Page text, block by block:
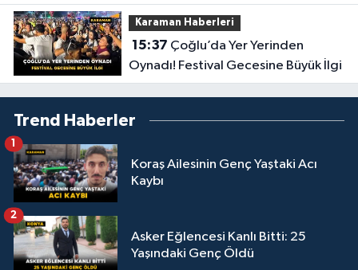
Buluştular
Karaman Haberleri
15:37
Oynadı! Festival Gecesine Büyük İlgi
Trend Haberler
Koraş Ailesinin Genç Yaştaki Acı
Kaybı
1
Asker Eğlencesi Kanlı Bitti: 25
Yaşındaki Genç Öldü
2